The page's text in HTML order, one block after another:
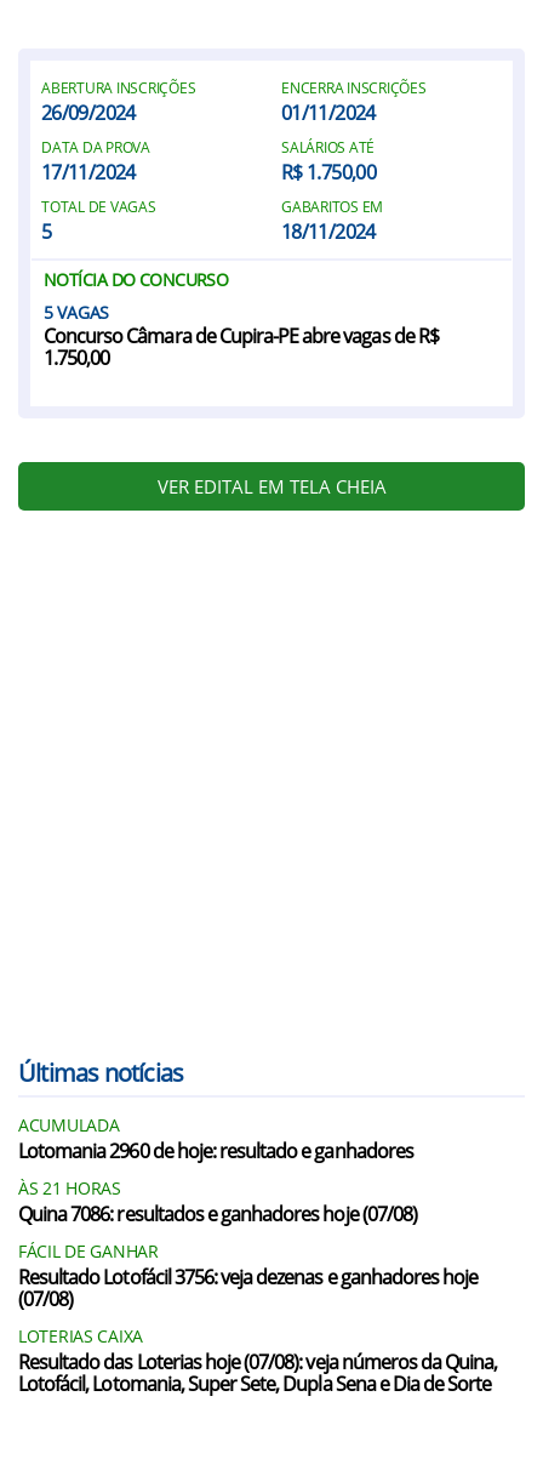
ABERTURA INSCRIÇÕES
26/09/2024
ENCERRA INSCRIÇÕES
01/11/2024
DATA DA PROVA
17/11/2024
SALÁRIOS ATÉ
R$ 1.750,00
TOTAL DE VAGAS
5
GABARITOS EM
18/11/2024
NOTÍCIA DO CONCURSO
5
Concurso Câmara de Cupira-PE abre vagas de R$
1.750,00
VER EDITAL EM TELA CHEIA
Últimas notícias
ACUMULADA
Lotomania 2960 de hoje: resultado e ganhadores
ÀS 21 HORAS
Quina 7086: resultados e ganhadores hoje (07/08)
FÁCIL DE GANHAR
Resultado Lotofácil 3756: veja dezenas e ganhadores hoje
(07/08)
LOTERIAS CAIXA
Resultado das Loterias hoje (07/08): veja números da Quina,
Lotofácil, Lotomania, Super Sete, Dupla Sena e Dia de Sorte